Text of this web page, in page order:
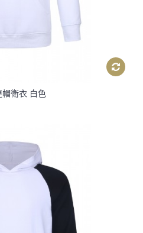
帽衛衣 白色